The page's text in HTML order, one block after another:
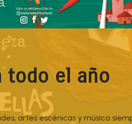
todo el año
artes escénicas y música